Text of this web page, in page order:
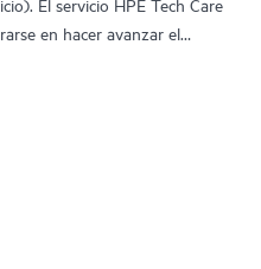
en hacer avanzar el
tan solo a reaccionar